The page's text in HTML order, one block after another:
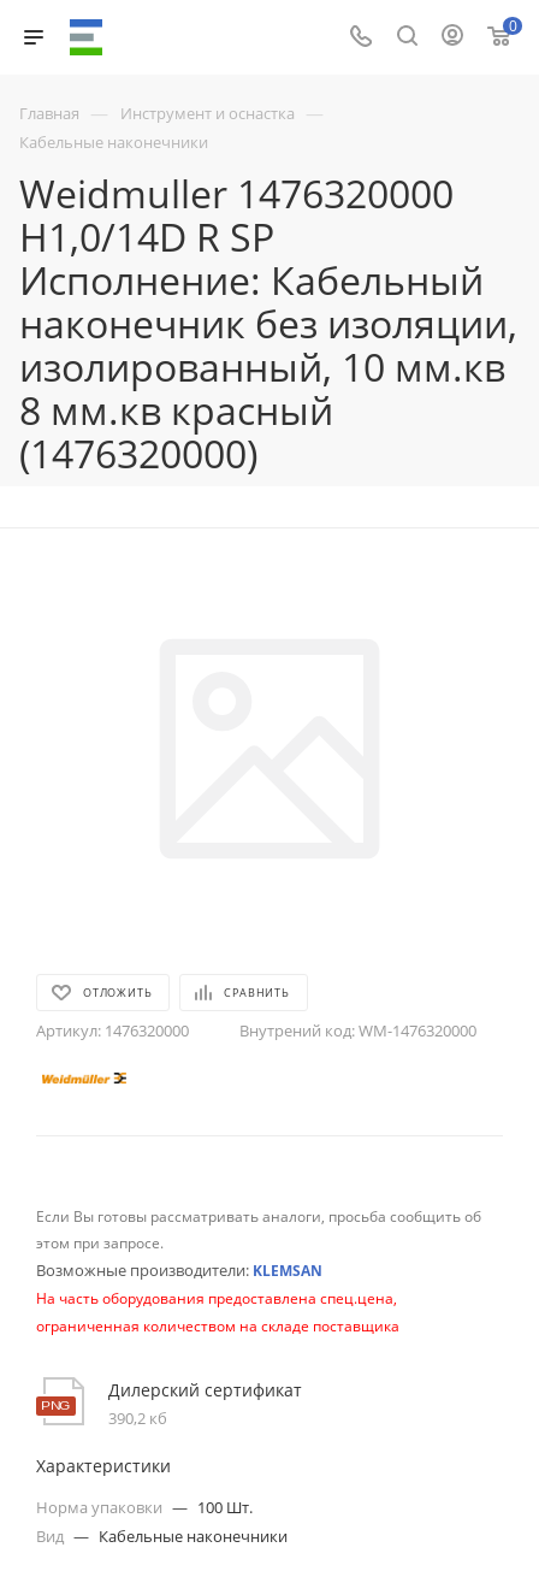
0
Главная — Инструмент и оснастка —
Кабельные наконечники
Weidmuller 1476320000
H1,0/14D R SP
Исполнение: Кабельный
наконечник без изоляции,
изолированный, 10 мм.кв
8 мм.кв красный
(1476320000)
ОТЛОЖИТЬ СРАВНИТЬ
Артикул: 1476320000 Внутрений код:WM-1476320000
Если Вы готовы рассматривать аналоги, просьба сообщить об
этом при запросе.
Возможные производители: KLEMSAN
На часть оборудования предоставлена спец.цена,
ограниченная количеством на складе поставщика
Дилерский сертификат
390,2 кб
Характеристики
Норма упаковки — 100 Шт.
Вид — Кабельные наконечники